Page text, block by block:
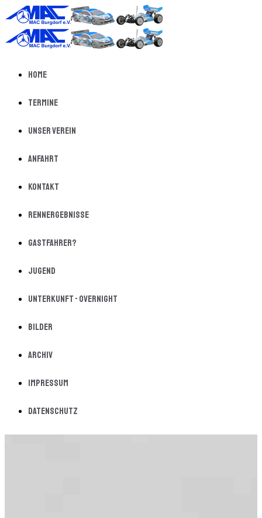
Home
Termine
Unser Verein
Anfahrt
Kontakt
Rennergebnisse
Gastfahrer?
Jugend
Unterkunft - Overnight
Bilder
Archiv
Impressum
Datenschutz